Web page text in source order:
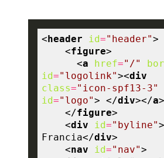
< header id="header">
<figure>
<a href="/"
id="logolink"><div
class="icon-spf13-3"
id="logo"> </div></a>
</figure>
<div id="byline">
Francia</div>
<nav id="nav">